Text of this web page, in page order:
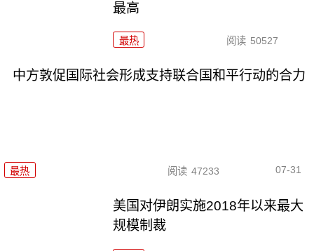
最高
最热 阅读 50527
中方敦促国际社会形成支持联合国和平行动的合力
最热 阅读 47233 07-31
美国对伊朗实施2018年以来最大
规模制裁